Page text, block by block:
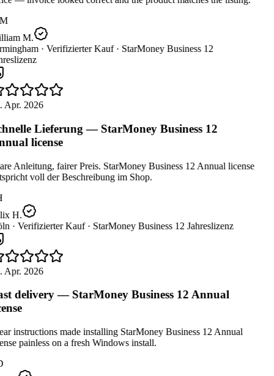
M.
· Verifizierter Kauf · StarMoney Business 12
Apr. 2026
Lieferung — StarMoney Business 12
license
Anleitung, fairer Preis. StarMoney Business 12 Annual license
voll der Beschreibung im Shop.
H.
· Verifizierter Kauf · StarMoney Business 12 Jahreslizenz
Apr. 2026
delivery — StarMoney Business 12 Annual
instructions made installing StarMoney Business 12 Annual
painless on a fresh Windows install.